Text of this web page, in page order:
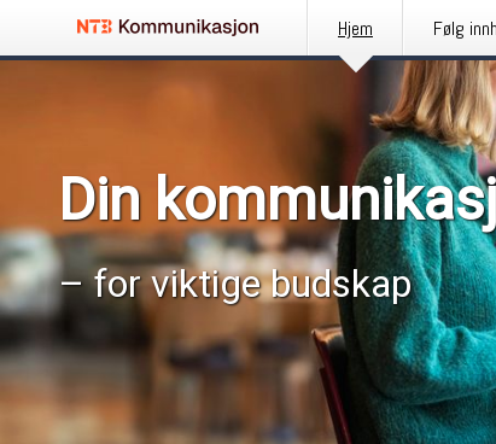
Hjem Følg
Din
– for viktige budskap